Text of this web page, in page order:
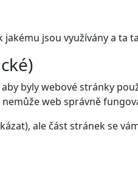
jakému jsou využívány a ta
byly webové stránky
web správně
ale část stránek se